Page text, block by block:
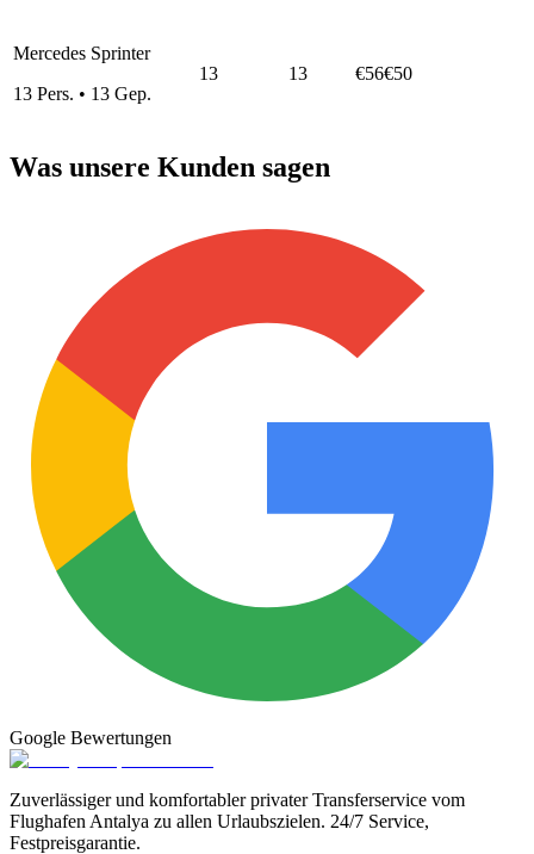
Mercedes Sprinter
13 Pers. • 13 Gep.
13 13 €56€50
Was unsere Kunden sagen
Google Bewertungen
Zuverlässiger und komfortabler privater Transferservice vom
Flughafen Antalya zu allen Urlaubszielen. 24/7 Service,
Festpreisgarantie.